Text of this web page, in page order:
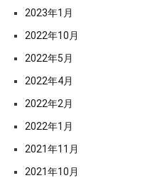
2023年1月
2022年10月
2022年5月
2022年4月
2022年2月
2022年1月
2021年11月
2021年10月